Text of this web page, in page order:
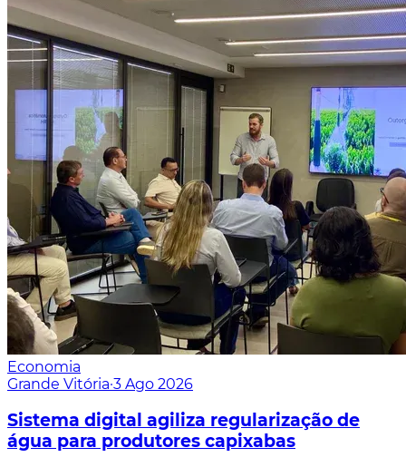
Economia
Grande Vitória·3 Ago 2026
Sistema digital agiliza regularização de
água para produtores capixabas